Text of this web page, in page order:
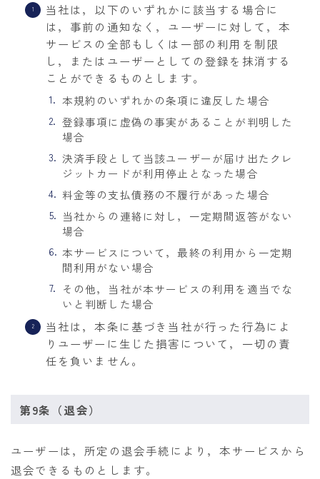
当社は，以下のいずれかに該当する場合に
は，事前の通知なく，ユーザーに対して，本
サービスの全部もしくは一部の利用を制限
し，またはユーザーとしての登録を抹消する
ことができるものとします。
本規約のいずれかの条項に違反した場合
登録事項に虚偽の事実があることが判明した
場合
決済手段として当該ユーザーが届け出たクレ
ジットカードが利用停止となった場合
料金等の支払債務の不履行があった場合
当社からの連絡に対し，一定期間返答がない
場合
本サービスについて，最終の利用から一定期
間利用がない場合
その他，当社が本サービスの利用を適当でな
いと判断した場合
当社は，本条に基づき当社が行った行為によ
りユーザーに生じた損害について，一切の責
任を負いません。
第9条（退会）
ユーザーは，所定の退会手続により，本サービスから
退会できるものとします。